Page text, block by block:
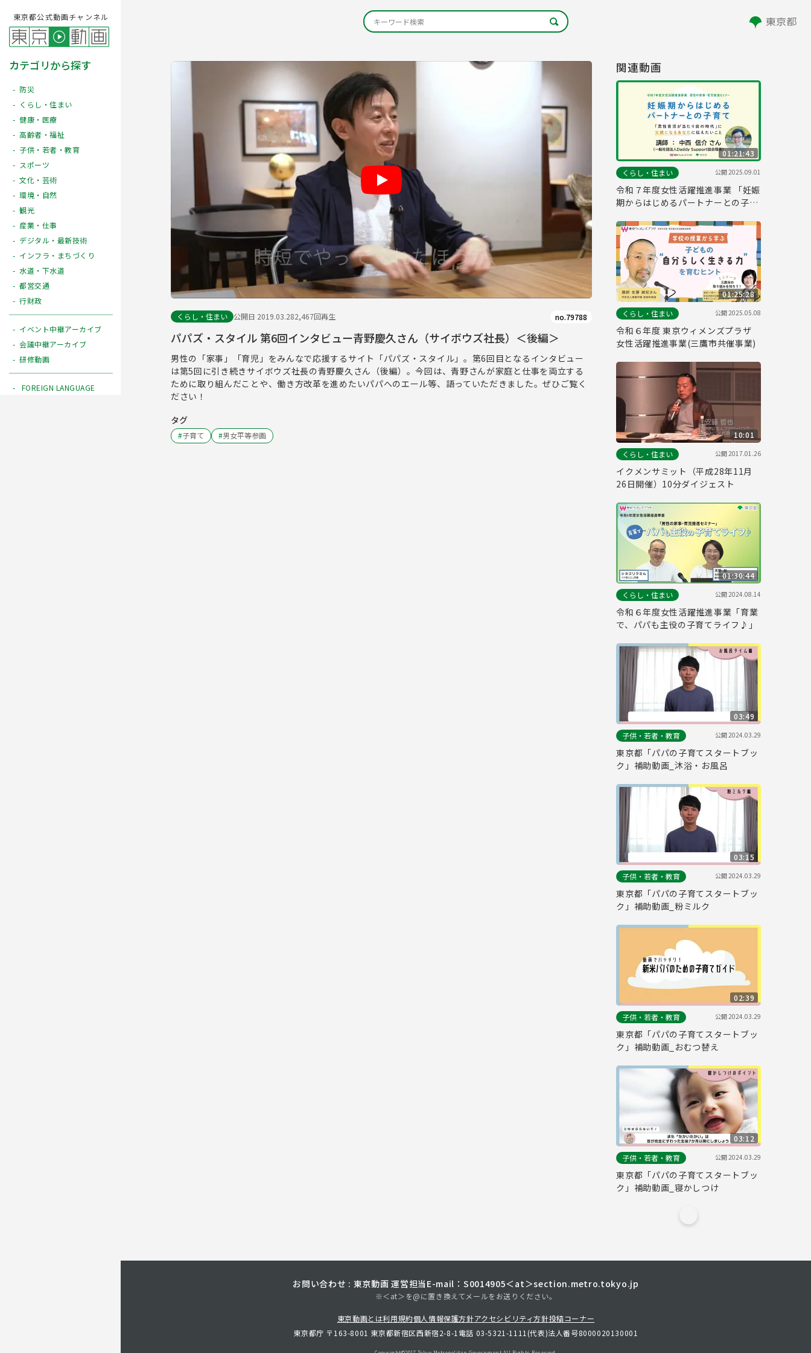
東京都公式動画チャンネル
カテゴリから探す
防災
くらし・住まい
健康・医療
高齢者・福祉
子供・若者・教育
スポーツ
文化・芸術
環境・自然
観光
産業・仕事
デジタル・最新技術
インフラ・まちづくり
水道・下水道
都営交通
行財政
イベント中継アーカイブ
会議中継アーカイブ
研修動画
FOREIGN LANGUAGE
くらし・住まい 公開日 2019.03.282,467回再生 no.79788
パパズ・スタイル 第6回インタビュー青野慶久さん（サイボウズ社長）＜後編＞
男性の「家事」「育児」をみんなで応援するサイト「パパズ・スタイル」。第6回目となるインタビュー
は第5回に引き続きサイボウズ社長の青野慶久さん（後編）。今回は、青野さんが家庭と仕事を両立する
ために取り組んだことや、働き方改革を進めたいパパへのエール等、語っていただきました。ぜひご覧く
ださい！
タグ
#子育て #男女平等参画
関連動画
01:21:43
くらし・住まい
公開2025.09.01
令和７年度女性活躍推進事業 「妊娠
期からはじめるパートナーとの子育
01:25:28
くらし・住まい
公開2025.05.08
令和６年度 東京ウィメンズプラザ
女性活躍推進事業(三鷹市共催事業)
10:01
くらし・住まい
公開2017.01.26
イクメンサミット（平成28年11月
26日開催）10分ダイジェスト
01:30:44
くらし・住まい
公開2024.08.14
令和６年度女性活躍推進事業「育業
で、パパも主役の子育てライフ♪」
03:49
子供・若者・教育
公開2024.03.29
東京都「パパの子育てスタートブッ
ク」補助動画_沐浴・お風呂
03:15
子供・若者・教育
公開2024.03.29
東京都「パパの子育てスタートブッ
ク」補助動画_粉ミルク
02:39
子供・若者・教育
公開2024.03.29
東京都「パパの子育てスタートブッ
ク」補助動画_おむつ替え
03:12
子供・若者・教育
公開2024.03.29
東京都「パパの子育てスタートブッ
ク」補助動画_寝かしつけ
お問い合わせ : 東京動画 運営担当 E-mail：S0014905＜at＞section.metro.tokyo.jp
※＜at＞を@に置き換えてメールをお送りください。
東京動画とは利用規約個人情報保護方針アクセシビリティ方針投稿コーナー
東京都庁 〒163-8001 東京都新宿区西新宿2-8-1 電話 03-5321-1111(代表)法人番号8000020130001